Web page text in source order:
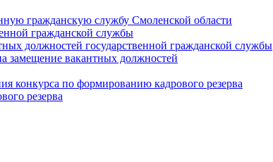
гражданскую службу Смоленской области
гражданской службы
должностей государственной гражданской службы
замещение вакантных должностей
конкурса по формированию кадрового резерва
резерва